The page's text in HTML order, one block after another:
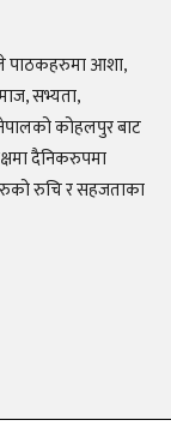
पाठकहरुमा आशा,
सभ्यता,
कोहलपुर बाट
दैनिकरुपमा
रुचि र सहजताका